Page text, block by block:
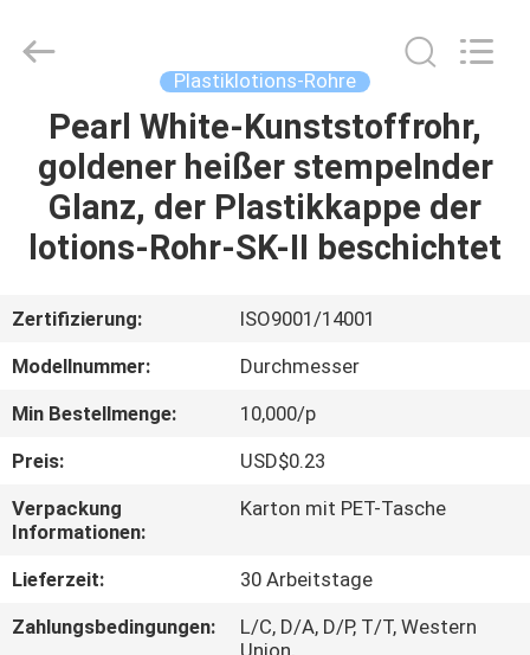
HAUS
PRODUKTE
UNS
AUSFLUG
QUALITÄTSKONTROLLE
TRETEN
SIE
Copyright
TUBES(SHANG
HAI)CO.,LTD.
Reserved.
Plastiklotions-Rohre
Pearl White-Kunststoffrohr,
goldener heißer stempelnder
Glanz, der Plastikkappe der
lotions-Rohr-SK-II beschichtet
Zertifizierung:
ISO9001/14001
Modellnummer:
Durchmesser
Min Bestellmenge:
10,000/p
Preis:
USD$0.23
Verpackung
Informationen:
Karton mit PET-Tasche
Lieferzeit:
30 Arbeitstage
Zahlungsbedingungen:
L/C, D/A, D/P, T/T, Western